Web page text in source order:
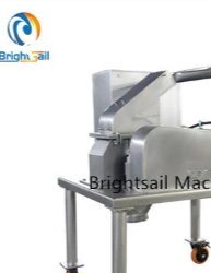
PRODUKTY
FILMY
Jiangyin
Brightsail
Machinery
Co.,Ltd..
All